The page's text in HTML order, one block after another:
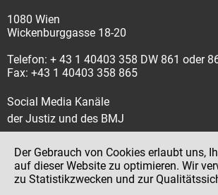
1080 Wien
Wickenburggasse 18-20
Telefon: + 43 1 40403 358 DW 861 oder
Fax: +43 1 40403 358 865
Social Media Kanäle
der Justiz und des BMJ
Impressum
Der Gebrauch von Cookies erlaubt uns,
auf dieser Website zu optimieren. Wir
zu Statistikzwecken und zur